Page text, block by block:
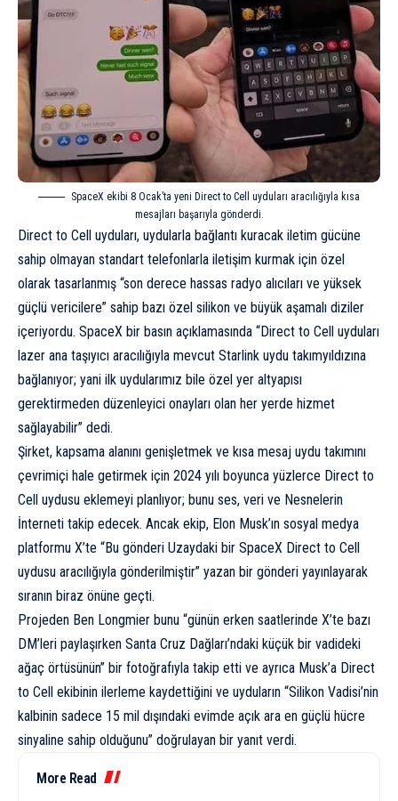
SpaceX ekibi 8 Ocak’ta yeni Direct to Cell uyduları aracılığıyla kısa
mesajları başarıyla gönderdi.
Direct to Cell uyduları, uydularla bağlantı kuracak iletim gücüne
sahip olmayan standart telefonlarla iletişim kurmak için özel
olarak tasarlanmış “son derece hassas radyo alıcıları ve yüksek
güçlü vericilere” sahip bazı özel silikon ve büyük aşamalı diziler
içeriyordu. SpaceX bir basın açıklamasında “Direct to Cell uyduları
lazer ana taşıyıcı aracılığıyla mevcut Starlink uydu takımyıldızına
bağlanıyor; yani ilk uydularımız bile özel yer altyapısı
gerektirmeden düzenleyici onayları olan her yerde hizmet
sağlayabilir” dedi.
Şirket, kapsama alanını genişletmek ve kısa mesaj uydu takımını
çevrimiçi hale getirmek için 2024 yılı boyunca yüzlerce Direct to
Cell uydusu eklemeyi planlıyor; bunu ses, veri ve Nesnelerin
İnterneti takip edecek. Ancak ekip, Elon Musk’ın sosyal medya
platformu X’te “Bu gönderi Uzaydaki bir SpaceX Direct to Cell
uydusu aracılığıyla gönderilmiştir” yazan bir gönderi yayınlayarak
sıranın biraz önüne geçti.
Projeden Ben Longmier bunu “günün erken saatlerinde X’te bazı
DM’leri paylaşırken Santa Cruz Dağları’ndaki küçük bir vadideki
ağaç örtüsünün” bir fotoğrafıyla takip etti ve ayrıca Musk’a Direct
to Cell ekibinin ilerleme kaydettiğini ve uyduların “Silikon Vadisi’nin
kalbinin sadece 15 mil dışındaki evimde açık ara en güçlü hücre
sinyaline sahip olduğunu” doğrulayan bir yanıt verdi.
More Read